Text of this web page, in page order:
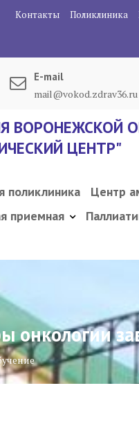
Контакты Поликлиника
E-mail
mail@vokod.zdrav36.ru
ВОРОНЕЖСКОЙ
ЦЕНТР"
поликлиника
Центр
приемная
онкологии